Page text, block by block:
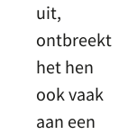
uit,
ontbreekt
het hen
ook vaak
aan een